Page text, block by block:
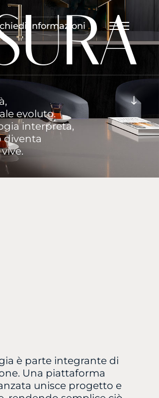
informazioni Menu
URA
evoluto.
interpreta,
diventa
Navigate to the next
è parte integrante di
Una piattaforma
unisce progetto e